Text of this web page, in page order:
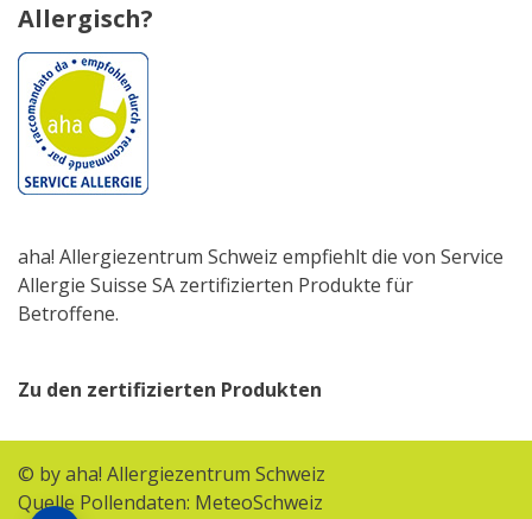
Allergisch?
aha! Allergiezentrum Schweiz empfiehlt die von Service
Allergie Suisse SA zertifizierten Produkte für
Betroffene.
Zu den zertifizierten Produkten
© by aha! Allergiezentrum Schweiz
Quelle Pollendaten: MeteoSchweiz